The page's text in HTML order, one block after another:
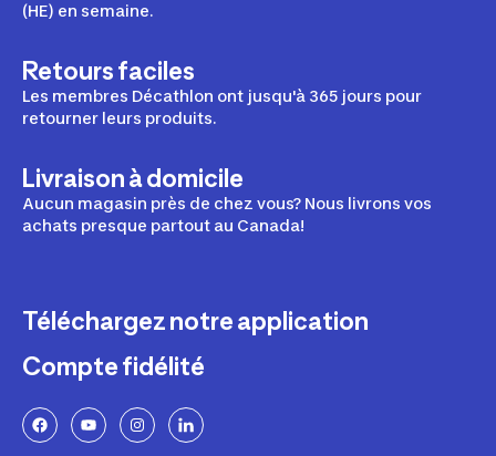
(HE) en semaine.
Retours faciles
Les membres Décathlon ont jusqu'à 365 jours pour
retourner leurs produits.
Livraison à domicile
Aucun magasin près de chez vous? Nous livrons vos
achats presque partout au Canada!
Téléchargez notre application
Compte fidélité